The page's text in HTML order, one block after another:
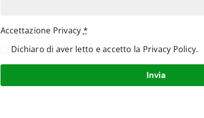
Accettazione Privacy *
Dichiaro di aver letto e accetto la Privacy Policy.
Invia